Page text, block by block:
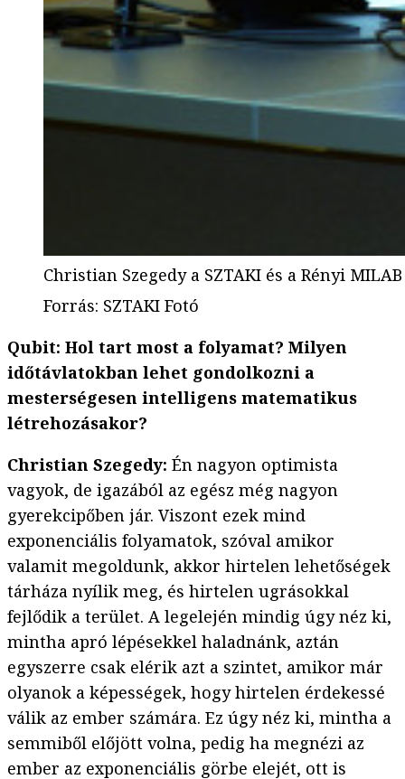
Christian Szegedy a SZTAKI és a Rényi
Forrás: SZTAKI Fotó
Qubit: Hol tart most a folyamat? Milyen
időtávlatokban lehet gondolkozni a
mesterségesen intelligens matematikus
létrehozásakor?
Christian Szegedy: Én nagyon optimista
vagyok, de igazából az egész még nagyon
gyerekcipőben jár. Viszont ezek mind
exponenciális folyamatok, szóval amikor
valamit megoldunk, akkor hirtelen lehetőségek
tárháza nyílik meg, és hirtelen ugrásokkal
fejlődik a terület. A legelején mindig úgy néz ki,
mintha apró lépésekkel haladnánk, aztán
egyszerre csak elérik azt a szintet, amikor már
olyanok a képességek, hogy hirtelen érdekessé
válik az ember számára. Ez úgy néz ki, mintha a
semmiből előjött volna, pedig ha megnézi az
ember az exponenciális görbe elejét, ott is